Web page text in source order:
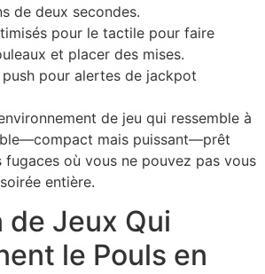
de deux secondes.
pour le tactile pour faire
et placer des mises.
pour alertes de jackpot
de jeu qui ressemble à
mais puissant—prêt
fugaces où vous ne pouvez pas vous
entière.
de Jeux Qui
le Pouls en